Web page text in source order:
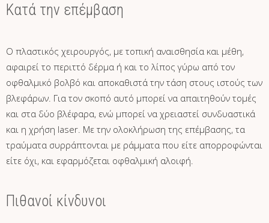
Κατά την επέμβαση
Ο πλαστικός χειρουργός, με τοπική αναισθησία και μέθη,
αφαιρεί το περιττό δέρμα ή και το λίπος γύρω από τον
οφθαλμικό βολβό και αποκαθιστά την τάση στους ιστούς των
βλεφάρων. Για τον σκοπό αυτό μπορεί να απαιτηθούν τομές
και στα δύο βλέφαρα, ενώ μπορεί να χρειαστεί συνδυαστικά
και η χρήση laser. Με την ολοκλήρωση της επέμβασης, τα
τραύματα συρράπτονται με ράμματα που είτε απορροφώνται
είτε όχι, και εφαρμόζεται οφθαλμική αλοιφή.
Πιθανοί κίνδυνοι